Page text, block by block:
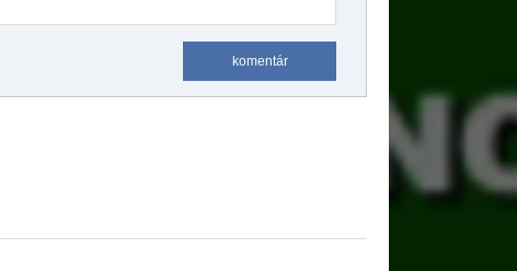
komentár